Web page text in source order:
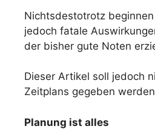
Nichtsdestotrotz
jedoch fatale
der bisher gute Noten
Dieser Artikel soll jedoch
Zeitplans gegeben
Planung ist alles